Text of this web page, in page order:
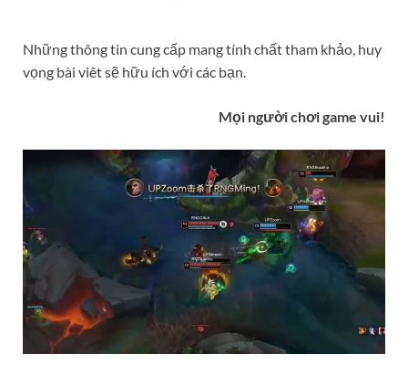
Những thông tin cung cấp mang tính chất tham khảo, huy
vọng bài viêt sẽ hữu ích với các bạn.
Mọi người chơi game vui!